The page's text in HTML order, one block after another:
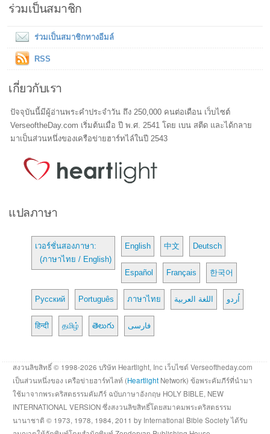
ร่วมเป็นสมาชิก
ร่วมเป็นสมาชิกทางอีมล์
RSS
เกี่ยวกับเรา
ปัจจุบันนี้มีผู้อ่านพระคำประจำวัน ถึง 250,000 คนต่อเดือน เว็บไซต์
VerseoftheDay.com เริ่มต้นเมื่อ ปี พ.ศ. 2541 โดย เบน สตีด และได้กลาย
มาเป็นส่วนหนึ่งของเครือข่ายฮาร์ทไล์ในปี 2543
แปลภาษา
เวอร์ชั่นสองภาษา:
(ภาษาไทย / English)
English 中文 Deutsch
Español Français 한국어
Русский Português ภาษาไทย اللغة العربية اُردو
हिन्दी தமிழ் తెలుగు فارسی
สงวนลิขสิทธิ์ © 1998-2026 บริษัท Heartlight, Inc เว็บไซต์ Verseoftheday.com
เป็นส่วนหนึ่งของ เครือข่ายฮาร์ทไลท์ (Heartlight Network) ข้อพระคัมภีร์ที่นำมา
ใช้มาจากพระคริสตธรรมคัมภีร์ ฉบับภาษาอังกฤษ HOLY BIBLE, NEW
INTERNATIONAL VERSION ซึ่งสงวนลิขสิทธิ์โดยสมาคมพระคริสตธรรม
นานาชาติ © 1973, 1978, 1984, 2011 by International Bible Society ได้รับ